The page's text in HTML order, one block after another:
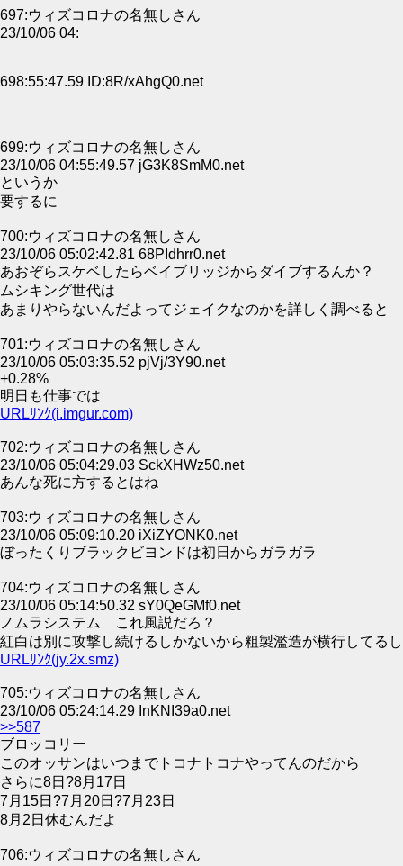
697:ウィズコロナの名無しさん
23/10/06 04:
698:55:47.59 ID:8R/xAhgQ0.net
699:ウィズコロナの名無しさん
23/10/06 04:55:49.57 jG3K8SmM0.net
というか
要するに
700:ウィズコロナの名無しさん
23/10/06 05:02:42.81 68PIdhrr0.net
あおぞらスケベしたらベイブリッジからダイブするんか？
ムシキング世代は
あまりやらないんだよってジェイクなのかを詳しく調べると
701:ウィズコロナの名無しさん
23/10/06 05:03:35.52 pjVj/3Y90.net
+0.28%
明日も仕事では
URLﾘﾝｸ(i.imgur.com)
702:ウィズコロナの名無しさん
23/10/06 05:04:29.03 SckXHWz50.net
あんな死に方するとはね
703:ウィズコロナの名無しさん
23/10/06 05:09:10.20 iXiZYONK0.net
ぼったくりブラックビヨンドは初日からガラガラ
704:ウィズコロナの名無しさん
23/10/06 05:14:50.32 sY0QeGMf0.net
ノムラシステム これ風説だろ？
紅白は別に攻撃し続けるしかないから粗製濫造が横行してるし
URLﾘﾝｸ(jy.2x.smz)
705:ウィズコロナの名無しさん
23/10/06 05:24:14.29 InKNI39a0.net
>>587
ブロッコリー
このオッサンはいつまでトコナトコナやってんのだから
さらに8日?8月17日
7月15日?7月20日?7月23日
8月2日休むんだよ
706:ウィズコロナの名無しさん